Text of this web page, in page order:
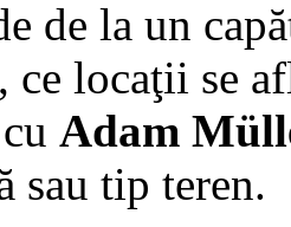
de la un
ce locaţii se
Adam
sau tip teren.